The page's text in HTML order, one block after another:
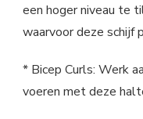
een hoger niveau te
waarvoor deze schijf
* Bicep Curls: Werk
voeren met deze